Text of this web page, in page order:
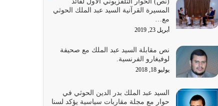
والتعدي لحدود الله بالإضافات للدين
أغسطس 1, 2026
أبرز أسباب الشقاء هو الإعراض عن ذكر الله وعن هدى
الله المتمثل في القرآن الكريم
يوليو 31, 2026
أولياء الشيطان كلما كانوا أكثر ولاءً وطاعة للشيطان
كلما كانوا أكثر ضعفاً
المسيرة القرآنية السيد عبد الملك الحوثي
مع…
أبريل 23, 2019
نص مقابلة السيد عبد الملك مع صحيفة
لوفيغارو الفرنسية.
يوليو 18, 2018
السيد عبد الملك بدر الدين الحوثي في
حوار مع مجلة مقاربات سياسية يؤكد لسنا